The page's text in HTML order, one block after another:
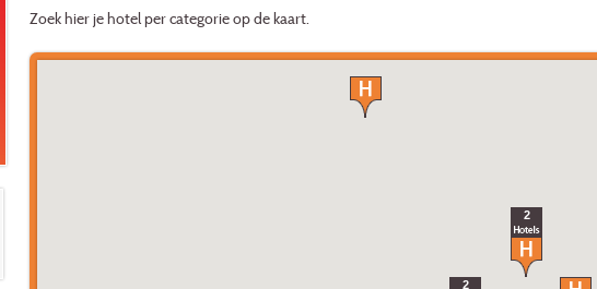
Zoek hier je hotel per categorie op de kaart.
2
2